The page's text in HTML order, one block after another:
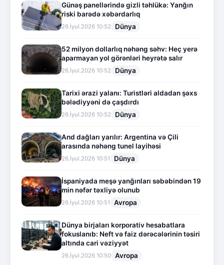
Günəş panellərində gizli təhlükə: Yanğın
riski barədə xəbərdarlıq
26.İyul.2026 10:52 Dünya
52 milyon dollarlıq nəhəng səhv: Heç yerə
aparmayan yol görənləri heyrətə salır
26.İyul.2026 10:52 Dünya
Tarixi ərazi yalanı: Turistləri aldadan şəxs
bələdiyyəni də çaşdırdı
26.İyul.2026 10:52 Dünya
And dağları yarılır: Argentina və Çili
arasında nəhəng tunel layihəsi
26.İyul.2026 10:51 Dünya
İspaniyada meşə yanğınları səbəbindən 19
min nəfər təxliyə olunub
26.İyul.2026 10:51 Avropa
Dünya birjaları korporativ hesabatlara
fokuslanıb: Neft və faiz dərəcələrinin təsiri
altında cari vəziyyət
26.İyul.2026 10:50 Avropa